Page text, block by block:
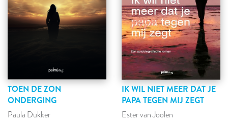
TOEN DE ZON
ONDERGING
Paula Dukker
IK WIL NIET MEER DAT JE
PAPA TEGEN MIJ ZEGT
Ester van Joolen